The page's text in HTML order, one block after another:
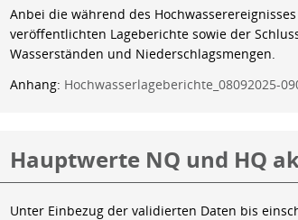
Anbei die während des
veröffentlichten Lageberichte sowie der
Wasserständen und Niederschlagsmengen.
Anhang: Hochwasserlageberichte_08092025-
Hauptwerte NQ und HQ
Unter Einbezug der validierten Daten bis